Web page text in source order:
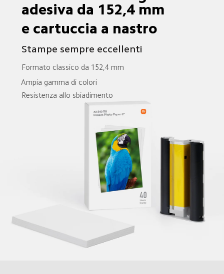
adesiva da 152,4 mm
e cartuccia a nastro
Stampe sempre eccellenti
Formato classico da 152,4 mm
Ampia gamma di colori
Resistenza allo sbiadimento